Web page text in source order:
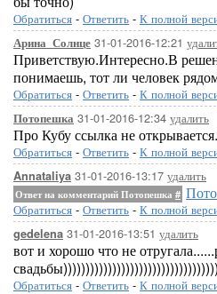
Обратиться - Ответить - К полной
Арина_Солнце 31-01-2016-12:21
Приветствую.Интересно.В
понимаешь, тот ли человек
Обратиться - Ответить - К полной
Потопешка 31-01-2016-12:34 удалить
Про Кубу ссылка не открывается.
Обратиться - Ответить - К полной
Annataliya 31-01-2016-13:17 удалить
Ответ на комментарий Потопешка #
Обратиться - Ответить - К полной
gedelena 31-01-2016-13:51 удалить
вот и хорошо что не
Обратиться - Ответить - К полной